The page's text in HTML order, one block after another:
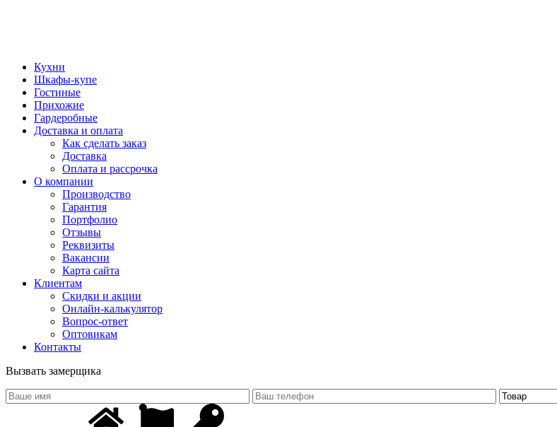
Кухни
Шкафы-купе
Гостиные
Прихожие
Гардеробные
Доставка и оплата
Как сделать заказ
Доставка
Оплата и рассрочка
О компании
Производство
Гарантия
Портфолио
Отзывы
Реквизиты
Вакансии
Карта сайта
Клиентам
Скидки и акции
Онлайн-калькулятор
Вопрос-ответ
Оптовикам
Контакты
Вызвать замерщика